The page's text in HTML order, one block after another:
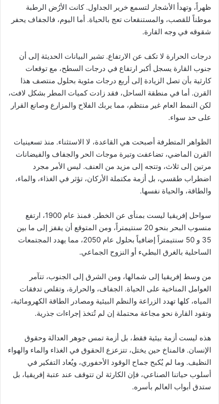
ظهراً، وتهدأ الأشجار لتسمع خرير الجداول. كانت الأرُض الرطبة
موطناً للقصب، والمستنقعات تعج بالحياة. أما اليوم، فالجفاف يحفر
شقوقه في وجه القارة.
درجات الحرارة لا تكف عن الارتفاع. تشير البيانات الحديثة إلى أن
جنوب القارة يسجل أكبر ارتفاع في درجات السطح، مع توقعات
كارثية بأن تصل الزيادة إلى أربع درجات مئوية بحلول منتصف هذا
القرن. أما في منطقة الساحل، فقد زادت كميات المطر بشكل لافت،
لكن النمط العام غير منتظم، مما يربك الفلاح والمزارع وصانع القرار
على حد سواء.
الظواهر المتطرفة أصبحت هي القاعدة، لا الاستثناء. منذ تسعينيات
القرن الماضي، تضاعفت وتيرة موجات الحر والجفاف والفيضانات
مرتين إلى ثلاث، وتتجه إلى مزيد من العنف. ليس الأمر مجرد
اضطراب طقسي، بل أزمة مكتملة الأركان، تؤثر في الغذاء، والماء،
والطاقة، والحياة نفسها.
سواحل إفريقيا ليست بمنأى عن الخطر. فمنذ عام 1900، ارتفع
منسوب البحر بنحو 20 سنتيمتراً، ومن المتوقع أن يقفز إلى ما بين
35 و 50 سنتيمتراً إضافياً بحلول عام 2050، مما يهدد المجتمعات
الساحلية بالغرق البطيء أو النزوح الجماعي.
من وسط إفريقيا إلى شمالها، ومن الشرق إلى الجنوب، تتآمر
العوامل المناخية على الحياة. الجفاف، والحرارة، وتقلص تدفقات
المياه، كلها تهدد الزراعة والنظم البيئية ومصادر الطاقة الكهرومائية،
وتقود القارة نحو مجاعة محتملة إن لم تُتخذ إجراءات جذرية.
هذه ليست أزمة بيئية فقط، بل أزمة تمس جوهر العدالة وحقوق
الإنسان. فالمناخ حين يختل، تتزعزع الحقوق في الغذاء والماء والهواء
النظيف. وما لم يُكبح جماح الوقود الأحفوري، ويُعاد التفكير في
أسلوب حياتنا الصناعي، فإن الكارثة لن تتوقف عند عتبة إفريقيا، بل
ستدق أبواب العالم بأسره.